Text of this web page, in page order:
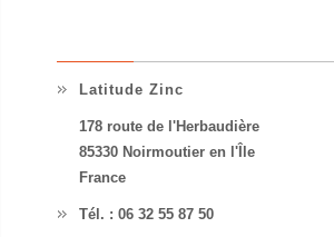
Latitude Zinc
178 route de l'Herbaudière
85330 Noirmoutier en l'Île
France
Tél. : 06 32 55 87 50